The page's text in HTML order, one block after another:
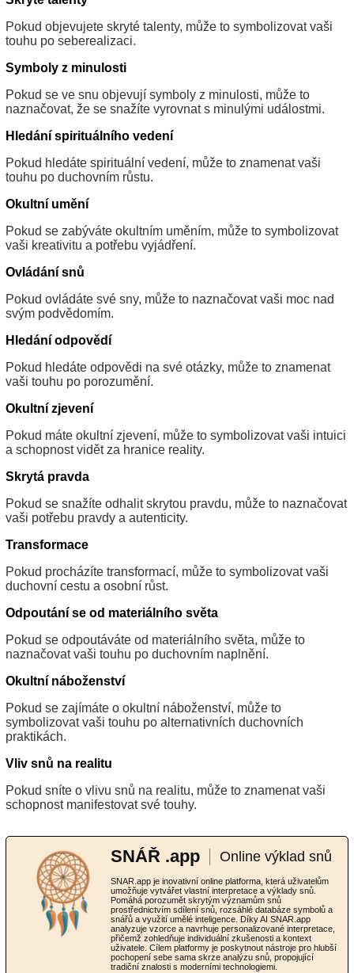
Pokud objevujete skryté talenty, může to symbolizovat vaši
touhu po seberealizaci.
Symboly z minulosti
Pokud se ve snu objevují symboly z minulosti, může to
naznačovat, že se snažíte vyrovnat s minulými událostmi.
Hledání spirituálního vedení
Pokud hledáte spirituální vedení, může to znamenat vaši
touhu po duchovním růstu.
Okultní umění
Pokud se zabýváte okultním uměním, může to symbolizovat
vaši kreativitu a potřebu vyjádření.
Ovládání snů
Pokud ovládáte své sny, může to naznačovat vaši moc nad
svým podvědomím.
Hledání odpovědí
Pokud hledáte odpovědi na své otázky, může to znamenat
vaši touhu po porozumění.
Okultní zjevení
Pokud máte okultní zjevení, může to symbolizovat vaši intuici
a schopnost vidět za hranice reality.
Skrytá pravda
Pokud se snažíte odhalit skrytou pravdu, může to naznačovat
vaši potřebu pravdy a autenticity.
Transformace
Pokud procházíte transformací, může to symbolizovat vaši
duchovní cestu a osobní růst.
Odpoutání se od materiálního světa
Pokud se odpoutáváte od materiálního světa, může to
naznačovat vaši touhu po duchovním naplnění.
Okultní náboženství
Pokud se zajímáte o okultní náboženství, může to
symbolizovat vaši touhu po alternativních duchovních
praktikách.
Vliv snů na realitu
Pokud sníte o vlivu snů na realitu, může to znamenat vaši
schopnost manifestovat své touhy.
SNÁŘ .app Online výklad snů
SNAR.app je inovativní online platforma, která uživatelům
umožňuje vytvářet vlastní interpretace a výklady snů.
Pomáhá porozumět skrytým významům snů
prostřednictvím sdílení snů, rozsáhlé databáze symbolů a
snářů a využití umělé inteligence. Díky AI SNAR.app
analyzuje vzorce a navrhuje personalizované interpretace,
přičemž zohledňuje individuální zkušenosti a kontext
uživatele. Cílem platformy je poskytnout nástroje pro hlubší
pochopení sebe sama skrze analýzu snů, propojující
tradiční znalosti s moderními technologiemi.